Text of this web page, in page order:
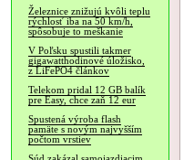
Železnice znižujú kvôli teplu
rýchlosť iba na 50 km/h,
spôsobuje to meškanie
V Poľsku spustili takmer
gigawatthodinové úložisko,
z LiFePO4 článkov
Telekom pridal 12 GB balík
pre Easy, chce zaň 12 eur
Spustená výroba flash
pamäte s novým najvyšším
počtom vrstiev